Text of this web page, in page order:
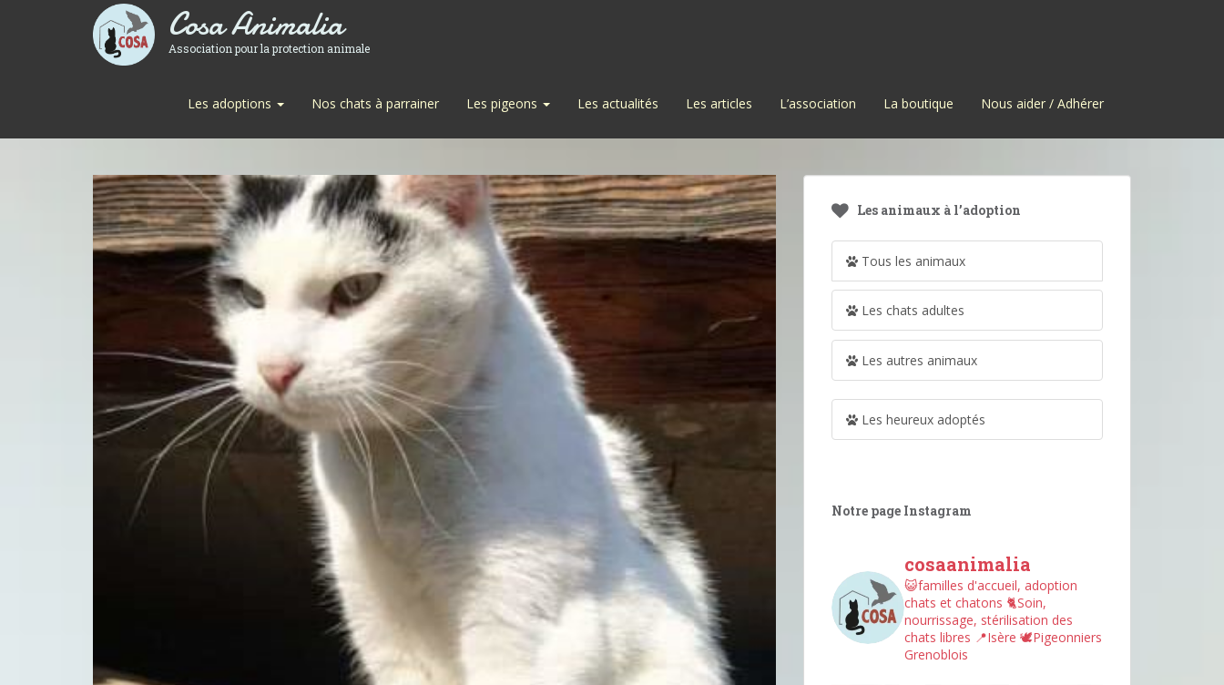
Cosa Animalia
Association pour la protection animale
Les adoptions Nos chats à parrainer Les pigeons Les actualités Les articles L’association La boutique Nous aider / Adhérer
Les animaux à l’adoption
Tous les animaux
Les chats adultes
Les autres animaux
Les heureux adoptés
Notre page Instagram
cosaanimalia
😺familles d'accueil, adoption
chats et chatons 🐈Soin,
nourrissage, stérilisation des
chats libres 📍Isère 🕊︎Pigeonniers
Grenoblois